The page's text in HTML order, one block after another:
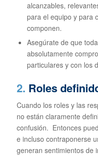
alcanzables,
para el equipo y para
componen.
Asegúrate de que
absolutamente
particulares y con los
2. Roles
Cuando los roles y las
no están claramente
confusión. Entonces
e incluso contraponerse
generan sentimientos de